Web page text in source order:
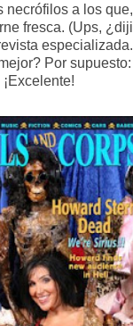
necrófilos a los
fresca. (Ups,
Por